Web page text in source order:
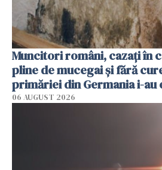
Muncitori români, cazați în
pline de mucegai și fără
primăriei din Germania i-au
06 AUGUST 2026